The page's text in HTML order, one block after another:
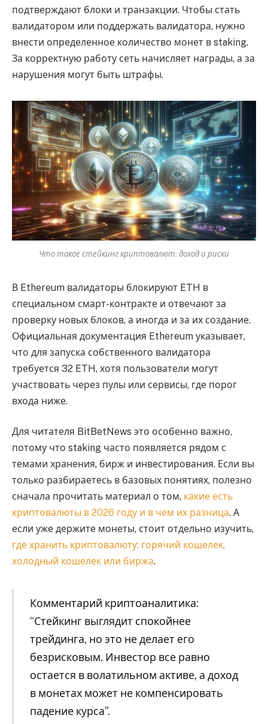
подтверждают блоки и транзакции. Чтобы стать
валидатором или поддержать валидатора, нужно
внести определенное количество монет в staking.
За корректную работу сеть начисляет награды, а за
нарушения могут быть штрафы.
Что такое стейкинг криптовалют: доход и риски
В Ethereum валидаторы блокируют ETH в
специальном смарт-контракте и отвечают за
проверку новых блоков, а иногда и за их создание.
Официальная документация Ethereum указывает,
что для запуска собственного валидатора
требуется 32 ETH, хотя пользователи могут
участвовать через пулы или сервисы, где порог
входа ниже.
Для читателя BitBetNews это особенно важно,
потому что staking часто появляется рядом с
темами хранения, бирж и инвестирования. Если вы
только разбираетесь в базовых понятиях, полезно
сначала прочитать материал о том, какие есть
криптовалюты в 2026 году и в чем их разница. А
если уже держите монеты, стоит отдельно изучить,
где хранить криптовалюту: горячий кошелек,
холодный кошелек или биржа.
Комментарий криптоаналитика:
“Стейкинг выглядит спокойнее
трейдинга, но это не делает его
безрисковым. Инвестор все равно
остается в волатильном активе, а доход
в монетах может не компенсировать
падение курса”.